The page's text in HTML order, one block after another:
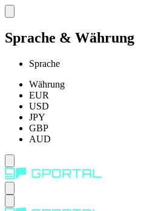
Sprache & Währung
Sprache
Währung
EUR
USD
JPY
GBP
AUD